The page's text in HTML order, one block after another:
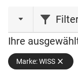
Farbe
Gelb (1)
Verfügbarkeit
Ihre
Marke: WISS